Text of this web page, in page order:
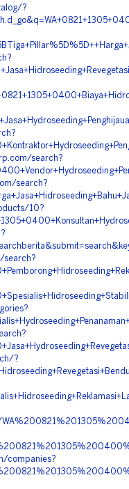
?
search?
search?
10?
search?
?
companies?